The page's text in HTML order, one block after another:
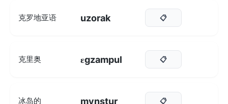
克罗地亚语 uzorak 📋
克里奥 ɛgzampul 📋
冰岛的 mynstur 📋